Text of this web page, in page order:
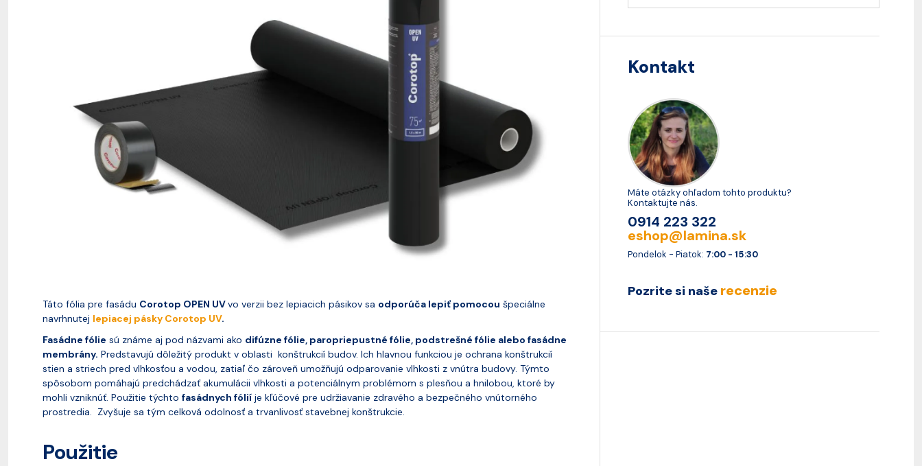
Táto fólia pre fasádu Corotop OPEN UVvo verzii bez lepiacich pásikov sa odporúča lepiť pomocou špeciálne
navrhnutej lepiacej pásky Corotop UV.
Fasádne fólie sú známe aj pod názvami ako difúzne fólie, paropriepustné fólie, podstrešné fólie alebo fasádne
membrány. Predstavujú dôležitý produkt v oblasti konštrukcií budov. Ich hlavnou funkciou je ochrana konštrukcií
stien a striech pred vlhkosťou a vodou, zatiaľ čo zároveň umožňujú odparovanie vlhkosti z vnútra budovy. Týmto
spôsobom pomáhajú predchádzať akumulácii vlhkosti a potenciálnym problémom s plesňou a hnilobou, ktoré by
mohli vzniknúť. Použitie týchto fasádnych fólií je kľúčové pre udržiavanie zdravého a bezpečného vnútorného
prostredia. Zvyšuje sa tým celková odolnosť a trvanlivosť stavebnej konštrukcie.
Použitie
Kontakt
Máte otázky ohľadom tohto produktu?
Kontaktujte nás.
0914 223 322
eshop@lamina.sk
Pondelok - Piatok: 7:00 - 15:30
Pozrite si naše recenzie